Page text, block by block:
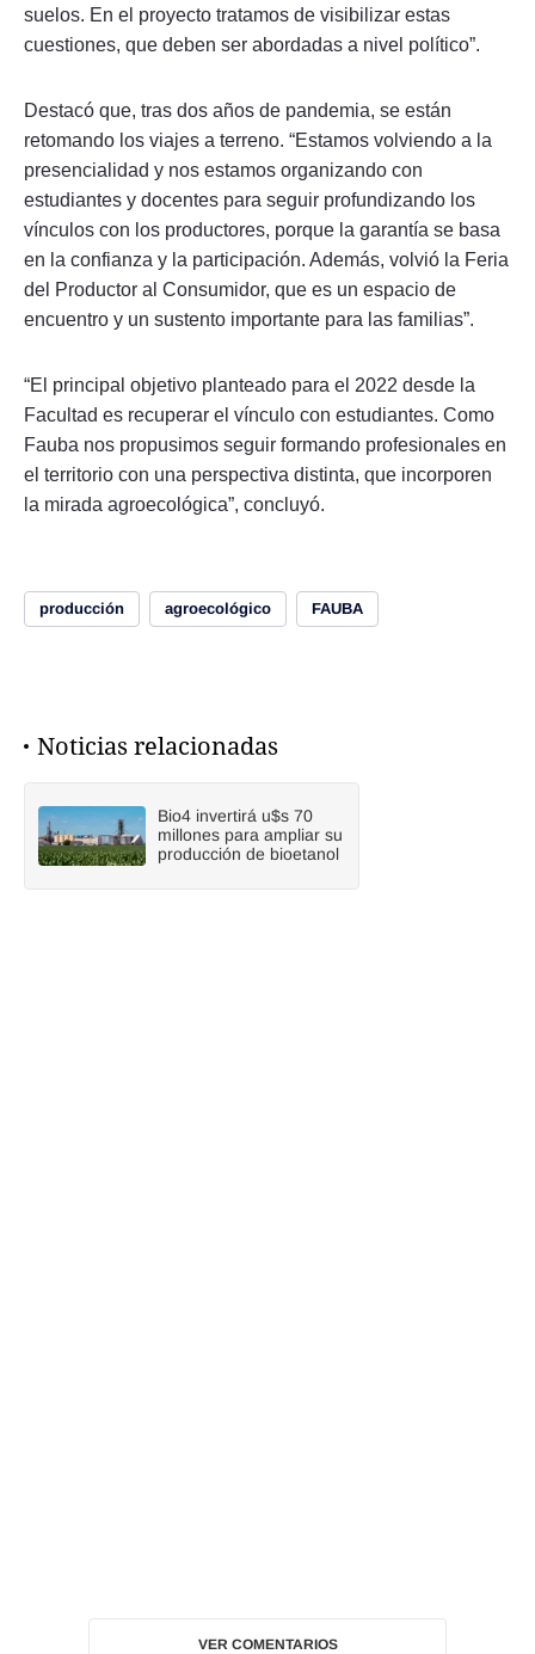
suelos. En el proyecto tratamos de visibilizar estas
cuestiones, que deben ser abordadas a nivel político”.
Destacó que, tras dos años de pandemia, se están
retomando los viajes a terreno. “Estamos volviendo a la
presencialidad y nos estamos organizando con
estudiantes y docentes para seguir profundizando los
vínculos con los productores, porque la garantía se basa
en la confianza y la participación. Además, volvió la Feria
del Productor al Consumidor, que es un espacio de
encuentro y un sustento importante para las familias”.
“El principal objetivo planteado para el 2022 desde la
Facultad es recuperar el vínculo con estudiantes. Como
Fauba nos propusimos seguir formando profesionales en
el territorio con una perspectiva distinta, que incorporen
la mirada agroecológica”, concluyó.
producción agroecológico FAUBA
Noticias relacionadas
Bio4 invertirá u$s 70
millones para ampliar su
producción de bioetanol
VER COMENTARIOS